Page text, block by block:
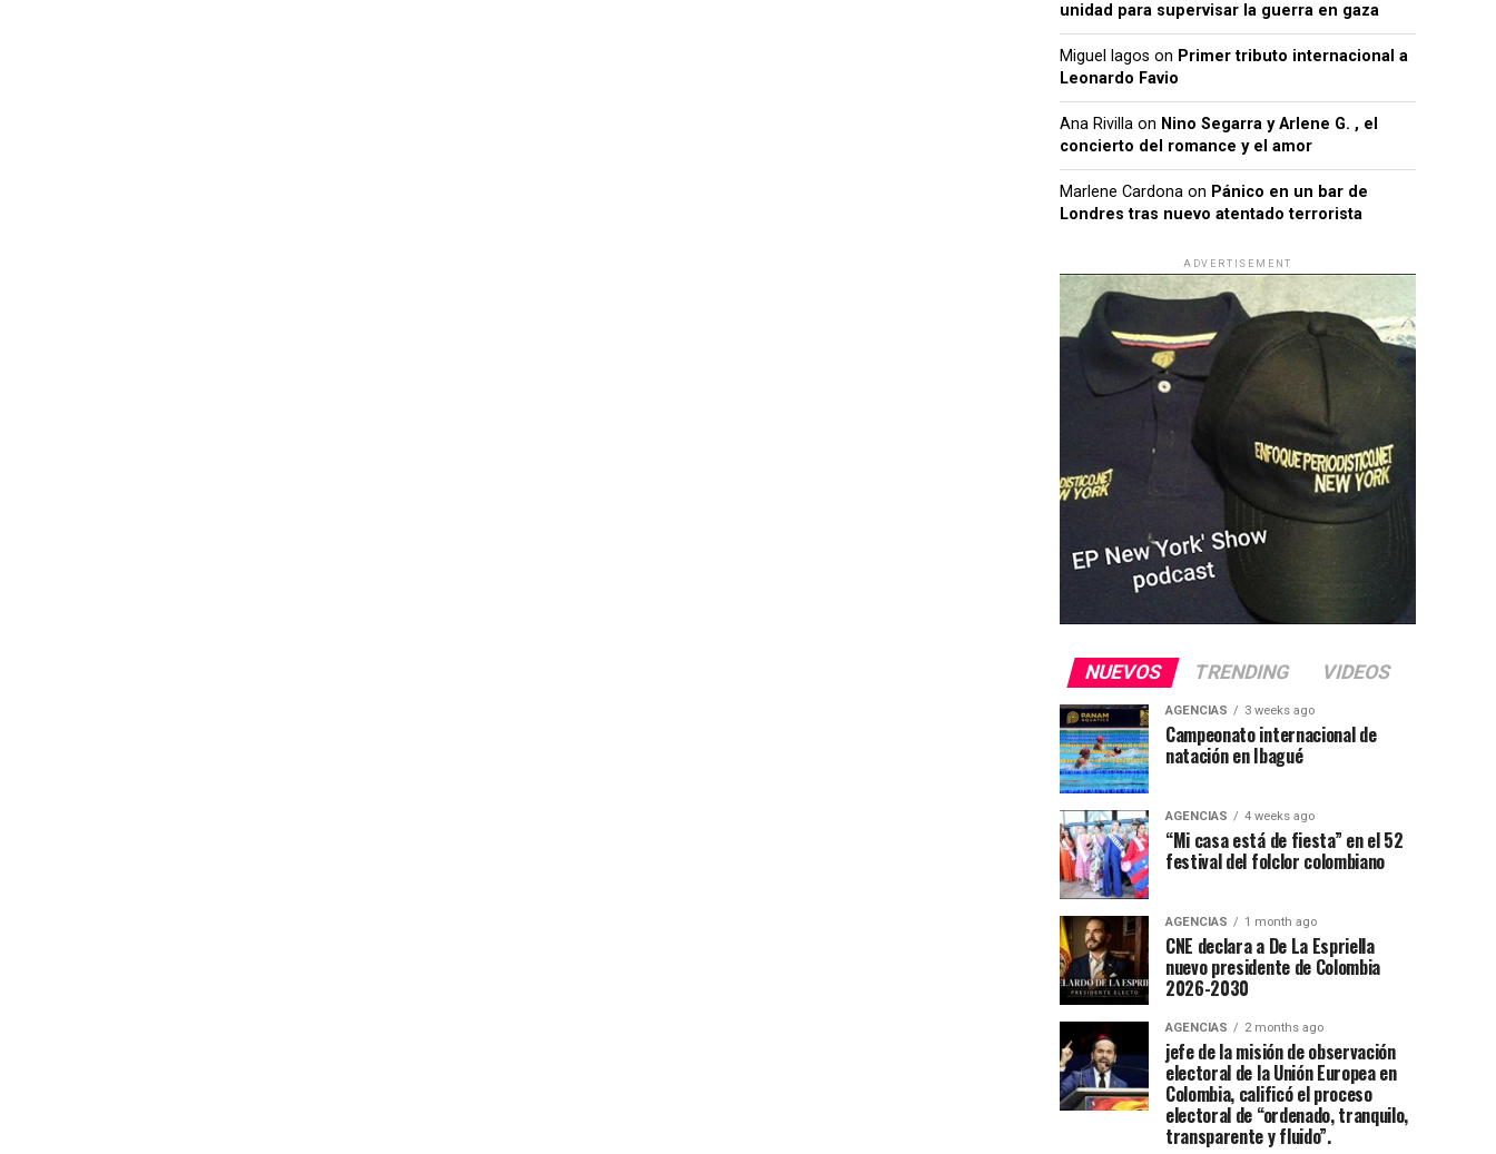
unidad para supervisar la guerra en gaza
Miguel lagos on Primer tributo internacional a
Leonardo Favio
Ana Rivilla on Nino Segarra y Arlene G. , el
concierto del romance y el amor
Marlene Cardona on Pánico en un bar de
Londres tras nuevo atentado terrorista
ADVERTISEMENT
NUEVOS TRENDING VIDEOS
AGENCIAS 3 weeks ago
Campeonato internacional de
natación en Ibagué
AGENCIAS 4 weeks ago
“Mi casa está de fiesta” en el 52
festival del folclor colombiano
AGENCIAS 1 month ago
CNE declara a De La Espriella
nuevo presidente de Colombia
2026-2030
AGENCIAS 2 months ago
jefe de la misión de observación
electoral de la Unión Europea en
Colombia, calificó el proceso
electoral de “ordenado, tranquilo,
transparente y fluido”.